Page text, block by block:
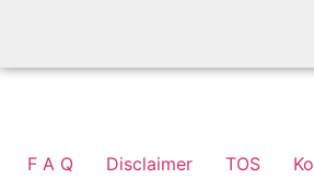
F A Q Disclaimer TOS